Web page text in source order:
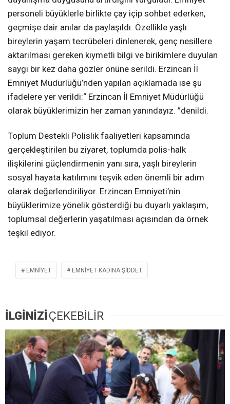
personeli büyüklerle birlikte çay içip sohbet ederken,
geçmişe dair anılar da paylaşıldı. Özellikle yaşlı
bireylerin yaşam tecrübeleri dinlenerek, genç nesillere
aktarılması gereken kıymetli bilgi ve birikimlere duyulan
saygı bir kez daha gözler önüne serildi. Erzincan İl
Emniyet Müdürlüğü’nden yapılan açıklamada ise şu
ifadelere yer verildi:“ Erzincan İl Emniyet Müdürlüğü
olarak büyüklerimizin her zaman yanındayız. ”denildi.
Toplum Destekli Polislik faaliyetleri kapsamında
gerçekleştirilen bu ziyaret, toplumda polis-halk
ilişkilerini güçlendirmenin yanı sıra, yaşlı bireylerin
sosyal hayata katılımını teşvik eden önemli bir adım
olarak değerlendiriliyor. Erzincan Emniyeti’nin
büyüklerimize yönelik gösterdiği bu duyarlı yaklaşım,
toplumsal değerlerin yaşatılması açısından da örnek
teşkil ediyor.
EMNIYET EMNİYET KADINA ŞİDDET
İLGİNİZİ ÇEKEBİLİR